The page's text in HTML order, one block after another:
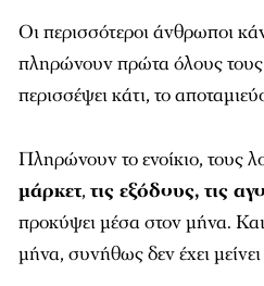
Οι περισσότεροι άνθρωποι
πληρώνουν πρώτα όλους τους
περισσέψει κάτι, το
Πληρώνουν το ενοίκιο, τους
μάρκετ, τις εξόδους, τις
προκύψει μέσα στον μήνα. Και
μήνα, συνήθως δεν έχει μείνει